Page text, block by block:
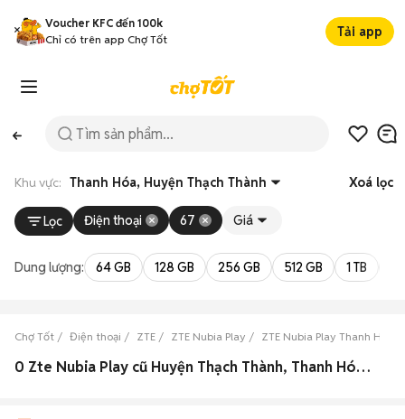
Voucher KFC đến 100k
Chỉ có trên app Chợ Tốt
Tải app
Khu vực: Thanh Hóa, Huyện Thạch Thành Xoá lọc
Lọc Điện thoại 67 Giá
Dung lượng: 64 GB 128 GB 256 GB 512 GB 1 TB
Chợ Tốt Điện thoại ZTE ZTE Nubia Play ZTE Nubia Play Thanh Hóa
0 Zte Nubia Play cũ Huyện Thạch Thành, Thanh Hóa đẹp